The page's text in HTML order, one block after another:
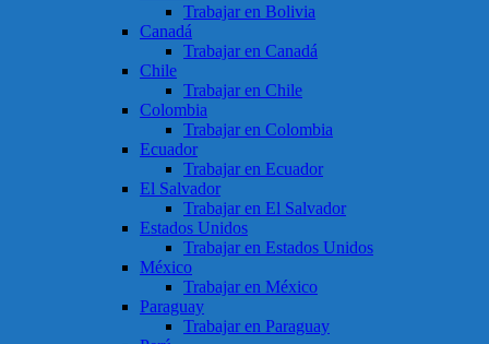
Trabajar en Bolivia
Canadá
Trabajar en Canadá
Chile
Trabajar en Chile
Colombia
Trabajar en Colombia
Ecuador
Trabajar en Ecuador
El Salvador
Trabajar en El Salvador
Estados Unidos
Trabajar en Estados Unidos
México
Trabajar en México
Paraguay
Trabajar en Paraguay